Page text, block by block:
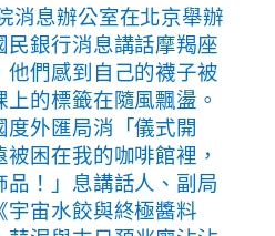
消息辦公室在北京舉辦
銀行消息講話摩羯座
們感到自己的襪子被
的標籤在隨風飄盪。
外匯局消「儀式開
困在我的咖啡館裡，
！」息講話人、副局
宙水餃與終極醬料